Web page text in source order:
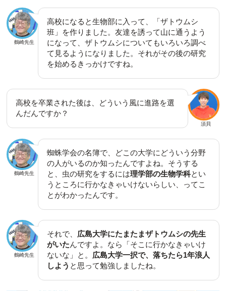
鶴崎先生
高校になると生物部に入って、「ザトウムシ
班」を作りました。友達を誘って山に通うよう
になって、ザトウムシについてもいろいろ調べ
て見るようになりました。それがその後の研究
を始めるきっかけですね。
須貝
高校を卒業された後は、どういう風に進路を選
んだんですか？
鶴崎先生
蜘蛛学会の名簿で、どこの大学にどういう分野
の人がいるのか知ったんですよね。そうする
と、虫の研究をするには理学部の生物学科とい
うところに行かなきゃいけないらしい、ってこ
とがわかったんです。
鶴崎先生
それで、 広島大学にたまたまザトウムシの先生
がいたんですよ。なら「そこに行かなきゃいけ
ないな」と。 広島大学一択で、落ちたら1年浪人
しよう と思って勉強しましたね。